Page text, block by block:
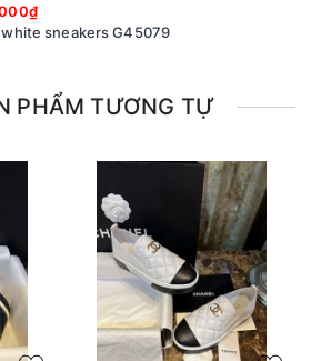
sneakers G45079
PHẨM TƯƠNG TỰ